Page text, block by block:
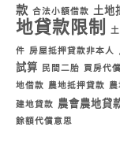
款 合法小額借款 土地
地貸款限制
件 房屋抵押貸款非本人
試算
民間二胎 買房代償
地借款
農地抵押貸款
建地貸款 農會農地貸
餘額代償意思